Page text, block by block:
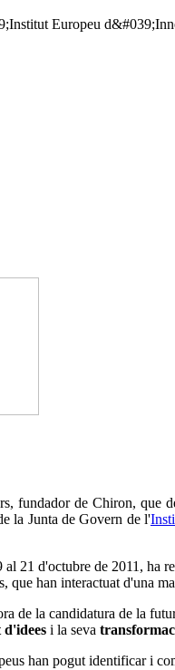
Europeu
fundador de Chiron, que
la Junta de Govern de l'
21 d'octubre de 2011, ha
que han interactuat d'una
de la candidatura de la
d'idees i la seva
han pogut identificar i